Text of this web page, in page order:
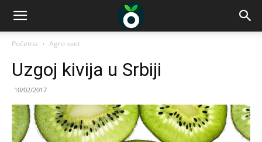
Početna Agro svet
Uzgoj kivija u Srbiji
10/02/2017